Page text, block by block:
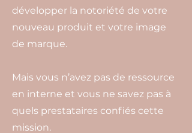
développer la notoriété de votre
nouveau produit et votre image
de marque.
Mais vous n’avez pas de ressource
en interne et vous ne savez pas à
quels prestataires confiés cette
mission.